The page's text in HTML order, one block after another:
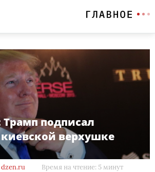
подписал
верхушке
dzen.ru Время на чтение: 5 минут